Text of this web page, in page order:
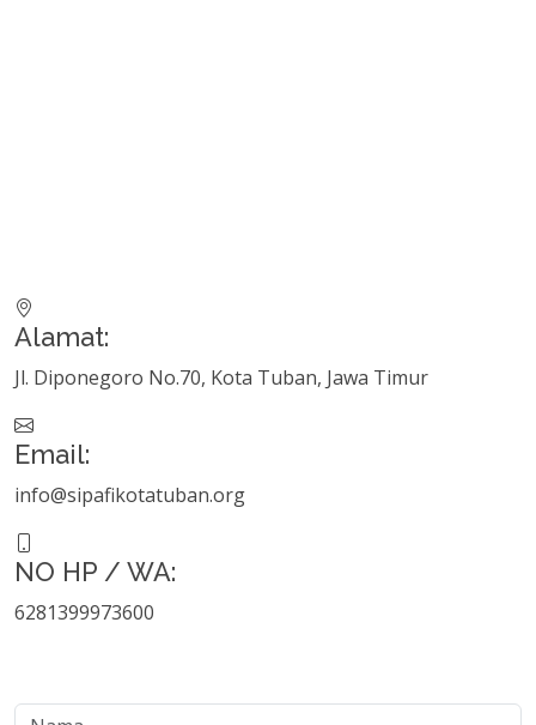
Alamat:
Jl. Diponegoro No.70, Kota Tuban, Jawa Timur
Email:
info@sipafikotatuban.org
NO HP / WA:
6281399973600